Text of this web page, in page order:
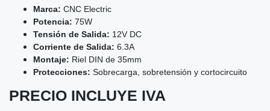
Marca: CNC Electric
Potencia: 75W
Tensión de Salida: 12V DC
Corriente de Salida: 6.3A
Montaje: Riel DIN de 35mm
Protecciones: Sobrecarga, sobretensión y cortocircuito
PRECIO INCLUYE IVA